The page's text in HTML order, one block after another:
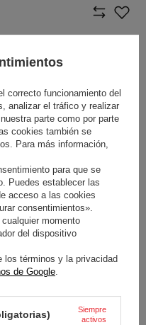
PROMOCIÓN
SOBREVALORADO
€ / artículo
más bajo en 30 días antes
descuento:41,60 €
correcto funcionamiento del
analizar el tráfico y realizar
parte como por parte
cookies también se
Para más información,
para que se
Puedes establecer las
acceso a las cookies
consentimientos».
momento
del dispositivo
los términos y la privacidad
de Google.
Siempre
activos